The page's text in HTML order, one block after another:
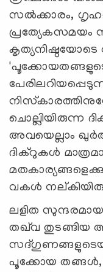
സൽക്കാരം,
പ്രത്യേകസമയം
ചൊല്ലിയിരുന്ന
അവയെല്ലാം
ദിക്റുകൾ
വകൾ
ലളിത
തഖ്‌‍വ
പൂക്കോയ തങ്ങൾ,